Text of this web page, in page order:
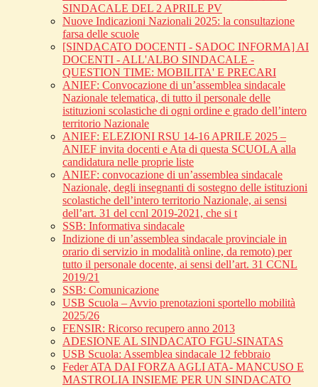
SINDACALE DEL 2 APRILE PV
Nuove Indicazioni Nazionali 2025: la consultazione
farsa delle scuole
[SINDACATO DOCENTI - SADOC INFORMA] AI
DOCENTI - ALL'ALBO SINDACALE -
QUESTION TIME: MOBILITA' E PRECARI
ANIEF: Convocazione di un’assemblea sindacale
Nazionale telematica, di tutto il personale delle
istituzioni scolastiche di ogni ordine e grado dell’intero
territorio Nazionale
ANIEF: ELEZIONI RSU 14-16 APRILE 2025 –
ANIEF invita docenti e Ata di questa SCUOLA alla
candidatura nelle proprie liste
ANIEF: convocazione di un’assemblea sindacale
Nazionale, degli insegnanti di sostegno delle istituzioni
scolastiche dell’intero territorio Nazionale, ai sensi
dell’art. 31 del ccnl 2019-2021, che si t
SSB: Informativa sindacale
Indizione di un’assemblea sindacale provinciale in
orario di servizio in modalità online, da remoto) per
tutto il personale docente, ai sensi dell’art. 31 CCNL
2019/21
SSB: Comunicazione
USB Scuola – Avvio prenotazioni sportello mobilità
2025/26
FENSIR: Ricorso recupero anno 2013
ADESIONE AL SINDACATO FGU-SINATAS
USB Scuola: Assemblea sindacale 12 febbraio
Feder ATA DAI FORZA AGLI ATA- MANCUSO E
MASTROLIA INSIEME PER UN SINDACATO